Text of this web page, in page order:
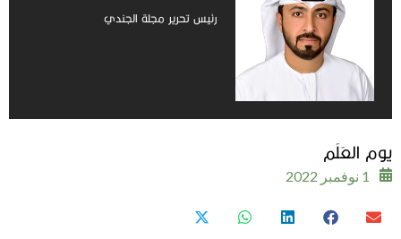
رئيس تحرير مجلة الجندي
يوم العَلَم
1 نوفمبر 2022